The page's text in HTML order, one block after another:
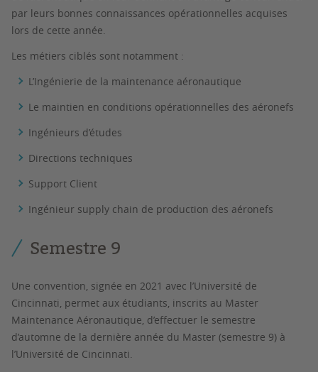
par leurs bonnes connaissances opérationnelles acquises
lors de cette année.
Les métiers ciblés sont notamment :
L’Ingénierie de la maintenance aéronautique
Le maintien en conditions opérationnelles des aéronefs
Ingénieurs d’études
Directions techniques
Support Client
Ingénieur supply chain de production des aéronefs
Semestre 9
Une convention, signée en 2021 avec l’Université de
Cincinnati, permet aux étudiants, inscrits au Master
Maintenance Aéronautique, d’effectuer le semestre
d’automne de la dernière année du Master (semestre 9) à
l’Université de Cincinnati.